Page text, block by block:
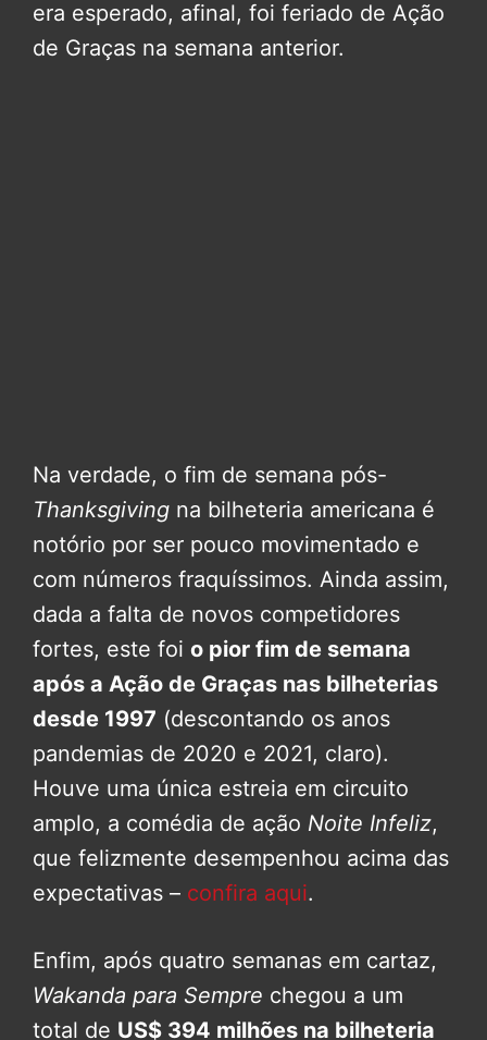
era esperado, afinal, foi feriado de Ação
de Graças na semana anterior.
Na verdade, o fim de semana pós-
Thanksgiving na bilheteria americana é
notório por ser pouco movimentado e
com números fraquíssimos. Ainda assim,
dada a falta de novos competidores
fortes, este foi o pior fim de semana
após a Ação de Graças nas bilheterias
desde 1997 (descontando os anos
pandemias de 2020 e 2021, claro).
Houve uma única estreia em circuito
amplo, a comédia de ação Noite Infeliz,
que felizmente desempenhou acima das
expectativas – confira aqui.
Enfim, após quatro semanas em cartaz,
Wakanda para Sempre chegou a um
total de US$ 394 milhões na bilheteria